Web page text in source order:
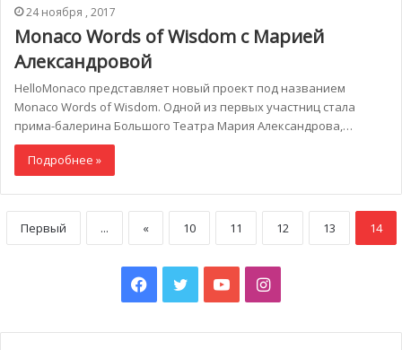
24 ноября , 2017
Monaco Words of Wisdom c Марией
Александровой
HelloMonaco представляет новый проект под названием
Monaco Words of Wisdom. Одной из первых участниц стала
прима-балерина Большого Театра Мария Александрова,…
Подробнее »
Первый ... « 10 11 12 13 14
Facebook
TwitterYouTubeInstagram